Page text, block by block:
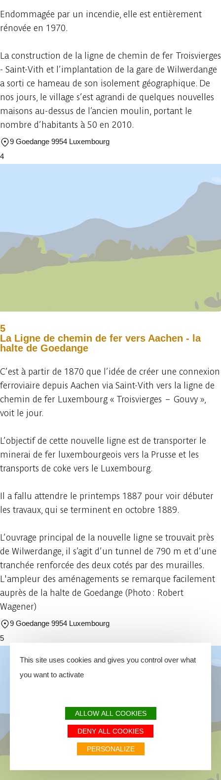
Endommagée par un incendie, elle est entièrement
rénovée en 1970.
La construction de la ligne de chemin de fer Troisvierges
- Saint-Vith et l’implantation de la gare de Wilwerdange
a sorti ce hameau de son isolement géographique. De
nos jours, le village s’est agrandi de quelques nouvelles
maisons au-dessus de l’ancien moulin, portant le
nombre d’habitants à 50 en 2010.
9 Goedange 9954 Luxembourg
4
5
La Ligne de chemin de fer vers Aachen - la
halte de Goedange
C’est à partir de 1870 que l’idée de créer une connexion
ferroviaire depuis Aachen via Saint-Vith vers la ligne de
chemin de fer Luxembourg « Troisvierges – Gouvy »,
voit le jour.
L’objectif de cette nouvelle ligne est de transporter le
minerai de fer luxembourgeois vers la Prusse et les
transports de coke vers le Luxembourg.
Il a fallu attendre le printemps 1887 pour voir débuter
les travaux, qui se terminent en octobre 1889.
L’ouvrage principal de la nouvelle ligne se trouvait près
de Wilwerdange, il s’agit d’un tunnel de 790 m et d’une
tranchée renforcée des deux cotés par des murailles.
L'ampleur des aménagements se remarque facilement
auprès de la halte de Goedange (Photo : Robert
Wagener)
9 Goedange 9954 Luxembourg
5
This site uses cookies and gives you control over what
you want to activate
ALLOW ALL COOKIES
DENY ALL COOKIES
PERSONALIZE